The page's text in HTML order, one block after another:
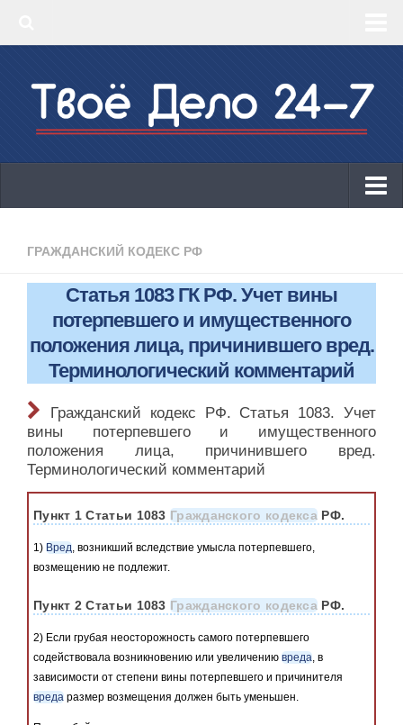
‣ КБК 2019
КБК 2019
ОКВЭД 2019
Законодательство
ГРАЖДАНСКИЙ КОДЕКС РФ
Статья 1083 ГК РФ. Учет вины
потерпевшего и имущественного
положения лица, причинившего вред.
Терминологический комментарий
Гражданский кодекс РФ. Статья 1083. Учет
вины потерпевшего и имущественного
положения лица, причинившего вред.
Терминологический комментарий
Пункт 1 Статьи 1083Гражданского кодекса РФ.
1) Вред, возникший вследствие умысла потерпевшего,
возмещению не подлежит.
Пункт 2 Статьи 1083Гражданского кодекса РФ.
2) Если грубая неосторожность самого потерпевшего
содействовала возникновению или увеличению вреда, в
зависимости от степени вины потерпевшего и причинителя
вреда размер возмещения должен быть уменьшен.